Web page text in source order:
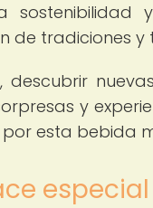
de tradiciones y
descubrir
y
esta bebida